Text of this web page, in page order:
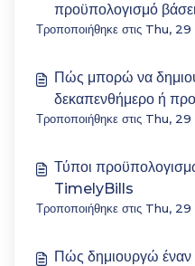
προϋπολογισμό
Τροποποιήθηκε στις Thu,
Πώς μπορώ να
δεκαπενθήμερο ή
προϋπολογισμό;
Τροποποιήθηκε στις Thu,
Τύποι
TimelyBills
Τροποποιήθηκε στις Thu,
Πώς δημιουργώ έναν